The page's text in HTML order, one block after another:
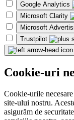
Google Analytics
Microsoft Clarity
Microsoft
Trustpilot
Cookie-uri
Cookie-urile
site-ului nostru.
asigurăm de